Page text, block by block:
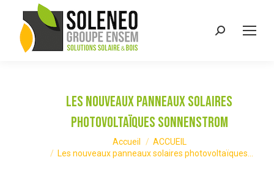
Recherche
Les nouveaux panneaux solaires
photovoltaïques SONNENSTROM
Accueil
ACCUEIL
Les nouveaux panneaux solaires photovoltaïques…